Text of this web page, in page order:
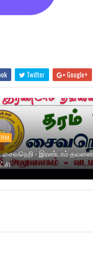
Twitter Google+
- சைவநெறி - இரண்டாம்